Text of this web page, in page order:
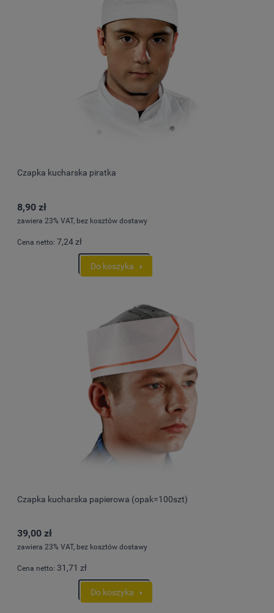
Czapka kucharska piratka
8,90 zł
zawiera 23% VAT, bez kosztów dostawy
Cena netto: 7,24 zł
Do koszyka
Czapka kucharska papierowa (opak=100szt)
39,00 zł
zawiera 23% VAT, bez kosztów dostawy
Cena netto: 31,71 zł
Do koszyka